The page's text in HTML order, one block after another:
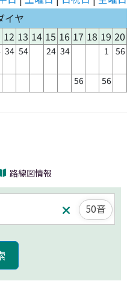
イヤ
12 13 14 15 16 17 18 19 20
34 54 24 34 1 56
56 56
路線図情報
50音